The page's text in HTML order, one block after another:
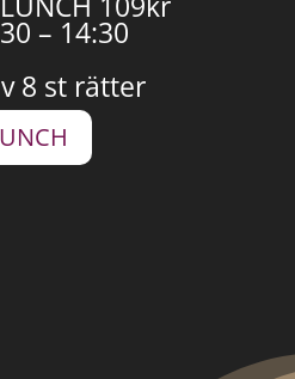
– 14:30
8 st rätter